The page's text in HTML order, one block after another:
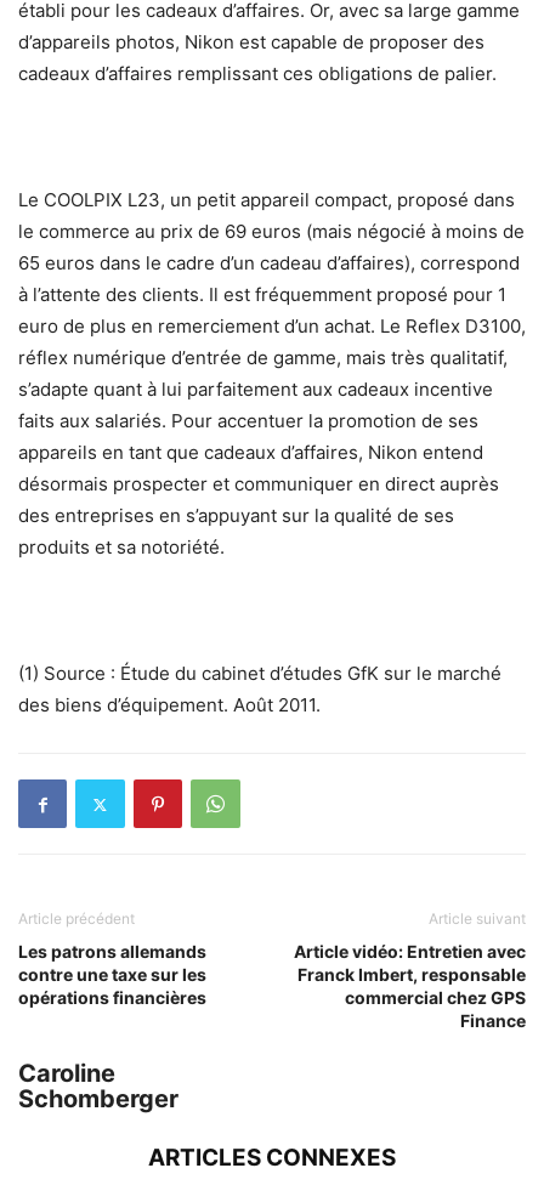
établi pour les cadeaux d’affaires. Or, avec sa large gamme
d’appareils photos, Nikon est capable de proposer des
cadeaux d’affaires remplissant ces obligations de palier.
Le COOLPIX L23, un petit appareil compact, proposé dans
le commerce au prix de 69 euros (mais négocié à moins de
65 euros dans le cadre d’un cadeau d’affaires), correspond
à l’attente des clients. Il est fréquemment proposé pour 1
euro de plus en remerciement d’un achat. Le Reflex D3100,
réflex numérique d’entrée de gamme, mais très qualitatif,
s’adapte quant à lui parfaitement aux cadeaux incentive
faits aux salariés. Pour accentuer la promotion de ses
appareils en tant que cadeaux d’affaires, Nikon entend
désormais prospecter et communiquer en direct auprès
des entreprises en s’appuyant sur la qualité de ses
produits et sa notoriété.
(1) Source : Étude du cabinet d’études GfK sur le marché
des biens d’équipement. Août 2011.
Article précédent
Les patrons allemands
contre une taxe sur les
opérations financières
Article suivant
Article vidéo: Entretien avec
Franck Imbert, responsable
commercial chez GPS
Finance
Caroline
Schomberger
ARTICLES CONNEXES